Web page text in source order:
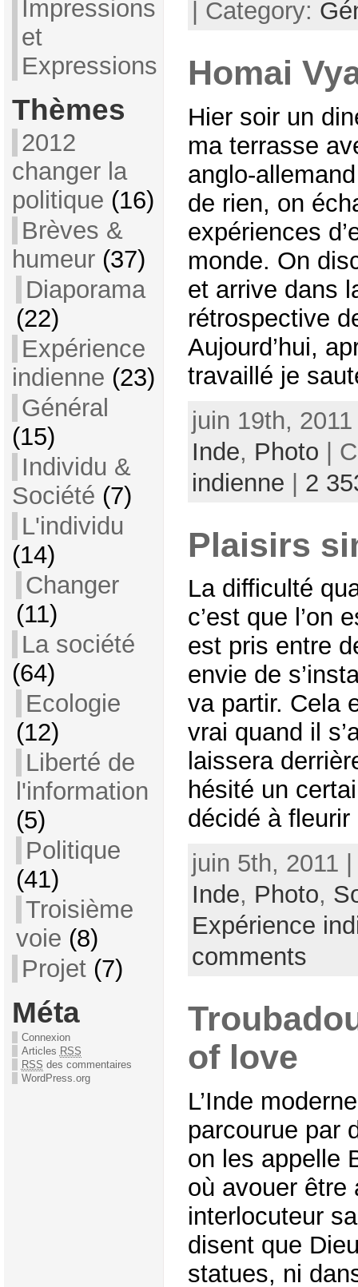
Impressions
et
Expressions
Thèmes
2012
changer la
politique (16)
Brèves &
humeur(37)
Diaporama
(22)
Expérience
indienne (23)
Général
(15)
Individu &
Société (7)
L'individu
(14)
Changer
(11)
La société
(64)
Ecologie
(12)
Liberté de
l'information
(5)
Politique
(41)
Troisième
voie (8)
Projet(7)
Méta
Connexion
Articles RSS
RSS des commentaires
WordPress.org
| Category:
Homai
Hier soir un
ma terrasse
anglo-
de rien, on
expériences
monde. On
et arrive dans
rétrospective
Aujourd’hui,
travaillé je
juin 19th,
Inde, Photo |
indienne | 2
Plaisirs
La difficulté
c’est que l’on
est pris entre
envie de
va partir. Cela
vrai quand il
laissera
hésité un
décidé à
juin 5th, 2011
Inde, Photo,
Expérience
comments
of love
L’Inde
parcourue par
on les appelle
où avouer être
interlocuteur
disent que
statues, ni